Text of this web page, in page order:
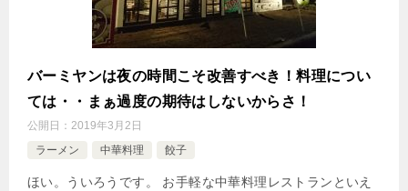
バーミヤンは夜の時間こそ改善すべき！料理につい
ては・・まぁ過度の期待はしないからさ！
公開日： 2019年3月2日
ラーメン
中華料理 餃子
ほい。ういろうです。 お手軽な中華料理レストランといえ